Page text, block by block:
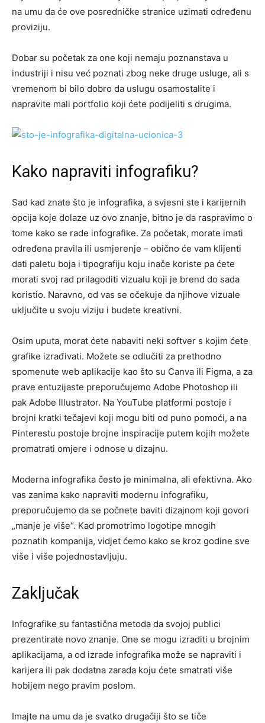
na umu da će ove posredničke stranice uzimati određenu
proviziju.
Dobar su početak za one koji nemaju poznanstava u
industriji i nisu već poznati zbog neke druge usluge, ali s
vremenom bi bilo dobro da uslugu osamostalite i
napravite mali portfolio koji ćete podijeliti s drugima.
Kako napraviti infografiku?
Sad kad znate što je infografika, a svjesni ste i karijernih
opcija koje dolaze uz ovo znanje, bitno je da raspravimo o
tome kako se rade infografike. Za početak, morate imati
određena pravila ili usmjerenje – obično će vam klijenti
dati paletu boja i tipografiju koju inače koriste pa ćete
morati svoj rad prilagoditi vizualu koji je brend do sada
koristio. Naravno, od vas se očekuje da njihove vizuale
uključite u svoju viziju i budete kreativni.
Osim uputa, morat ćete nabaviti neki softver s kojim ćete
grafike izrađivati. Možete se odlučiti za prethodno
spomenute web aplikacije kao što su Canva ili Figma, a za
prave entuzijaste preporučujemo Adobe Photoshop ili
pak Adobe Illustrator. Na YouTube platformi postoje i
brojni kratki tečajevi koji mogu biti od puno pomoći, a na
Pinterestu postoje brojne inspiracije putem kojih možete
promatrati omjere i odnose u dizajnu.
Moderna infografika često je minimalna, ali efektivna. Ako
vas zanima kako napraviti modernu infografiku,
preporučujemo da se počnete baviti dizajnom koji govori
„manje je više“. Kad promotrimo logotipe mnogih
poznatih kompanija, vidjet ćemo kako se kroz godine sve
više i više pojednostavljuju.
Zaključak
Infografike su fantastična metoda da svojoj publici
prezentirate novo znanje. One se mogu izraditi u brojnim
aplikacijama, a od izrade infografika može se napraviti i
karijera ili pak dodatna zarada koju ćete smatrati više
hobijem nego pravim poslom.
Imajte na umu da je svatko drugačiji što se tiče